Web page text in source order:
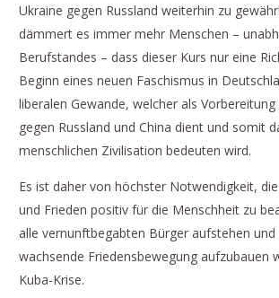
Ukraine gegen Russland weiterhin zu
dämmert es immer mehr Menschen –
Berufstandes – dass dieser Kurs nur eine
Beginn eines neuen Faschismus in
liberalen Gewande, welcher als
gegen Russland und China dient und somit
menschlichen Zivilisation bedeuten wird.
Es ist daher von höchster Notwendigkeit,
und Frieden positiv für die Menschheit zu
alle vernunftbegabten Bürger aufstehen
wachsende Friedensbewegung aufzubauen
Kuba-Krise.